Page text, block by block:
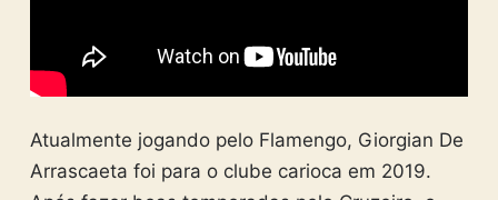
Atualmente jogando pelo Flamengo, Giorgian De
Arrascaeta foi para o clube carioca em 2019.